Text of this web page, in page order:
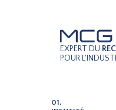
EXPERT DU
POUR
01.